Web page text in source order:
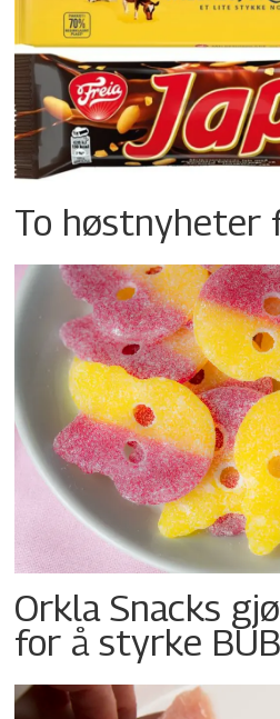
To høstnyheter
Orkla Snacks
for å styrke